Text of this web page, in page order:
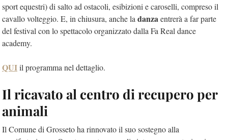
sport equestri) di salto ad ostacoli, esibizioni e caroselli, compreso il
cavallo volteggio. E, in chiusura, anche la danzaentrerà a far parte
del festival con lo spettacolo organizzato dalla Fa Real dance
academy.
QUIil programma nel dettaglio.
Il ricavato al centro di recupero per
animali
Il Comune di Grosseto ha rinnovato il suo sostegno alla